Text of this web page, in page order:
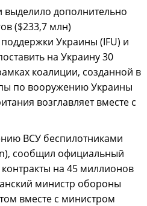
выделило дополнительно
($233,7 млн)
Украины (IFU) и
на Украину 30
коалиции, созданной в
по вооружению Украины
возглавляет вместе с
ВСУ беспилотниками
сообщил официальный
на 45 миллионов
министр обороны
вместе с министром